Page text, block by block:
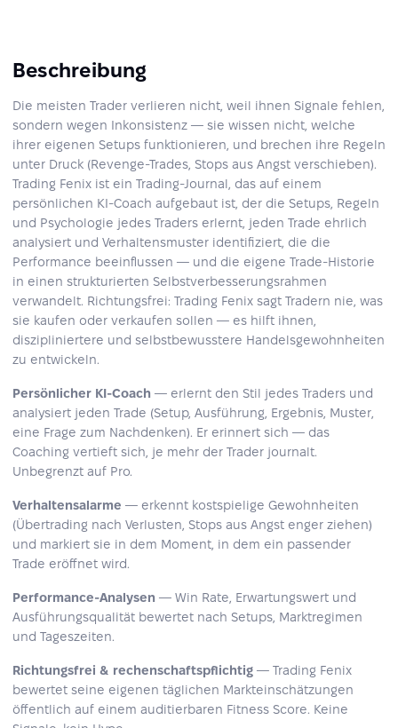
Beschreibung
Die meisten Trader verlieren nicht, weil ihnen Signale fehlen,
sondern wegen Inkonsistenz — sie wissen nicht, welche
ihrer eigenen Setups funktionieren, und brechen ihre Regeln
unter Druck (Revenge-Trades, Stops aus Angst verschieben).
Trading Fenix ist ein Trading-Journal, das auf einem
persönlichen KI-Coach aufgebaut ist, der die Setups, Regeln
und Psychologie jedes Traders erlernt, jeden Trade ehrlich
analysiert und Verhaltensmuster identifiziert, die die
Performance beeinflussen — und die eigene Trade-Historie
in einen strukturierten Selbstverbesserungsrahmen
verwandelt. Richtungsfrei: Trading Fenix sagt Tradern nie, was
sie kaufen oder verkaufen sollen — es hilft ihnen,
diszipliniertere und selbstbewusstere Handelsgewohnheiten
zu entwickeln.
Persönlicher KI-Coach — erlernt den Stil jedes Traders und
analysiert jeden Trade (Setup, Ausführung, Ergebnis, Muster,
eine Frage zum Nachdenken). Er erinnert sich — das
Coaching vertieft sich, je mehr der Trader journalt.
Unbegrenzt auf Pro.
Verhaltensalarme — erkennt kostspielige Gewohnheiten
(Übertrading nach Verlusten, Stops aus Angst enger ziehen)
und markiert sie in dem Moment, in dem ein passender
Trade eröffnet wird.
Performance-Analysen — Win Rate, Erwartungswert und
Ausführungsqualität bewertet nach Setups, Marktregimen
und Tageszeiten.
Richtungsfrei & rechenschaftspflichtig — Trading Fenix
bewertet seine eigenen täglichen Markteinschätzungen
öffentlich auf einem auditierbaren Fitness Score. Keine